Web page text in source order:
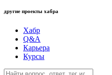
другие проекты хабра
Хабр
Q&A
Карьера
Курсы